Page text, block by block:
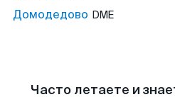
Домодедово DME
Часто летаете и